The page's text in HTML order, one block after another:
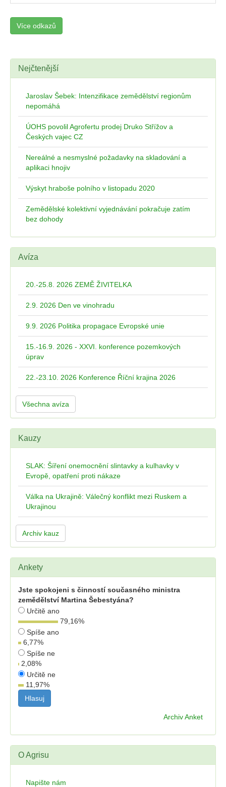
Více odkazů
Nejčtenější
Jaroslav Šebek: Intenzifikace zemědělství regionům
nepomáhá
ÚOHS povolil Agrofertu prodej Druko Střížov a
Českých vajec CZ
Nereálné a nesmyslné požadavky na skladování a
aplikaci hnojiv
Výskyt hraboše polního v listopadu 2020
Zemědělské kolektivní vyjednávání pokračuje zatím
bez dohody
Avíza
20.-25.8. 2026 ZEMĚ ŽIVITELKA
2.9. 2026 Den ve vinohradu
9.9. 2026 Politika propagace Evropské unie
15.-16.9. 2026 - XXVI. konference pozemkových
úprav
22.-23.10. 2026 Konference Říční krajina 2026
Všechna avíza
Kauzy
SLAK: Šíření onemocnění slintavky a kulhavky v
Evropě, opatření proti nákaze
Válka na Ukrajině: Válečný konflikt mezi Ruskem a
Ukrajinou
Archiv kauz
Ankety
Jste spokojeni s činností současného ministra
zemědělství Martina Šebestyána?
Určitě ano
79,16%
Spíše ano
6,77%
Spíše ne
2,08%
Určitě ne
11,97%
Archiv Anket
O Agrisu
Napište nám